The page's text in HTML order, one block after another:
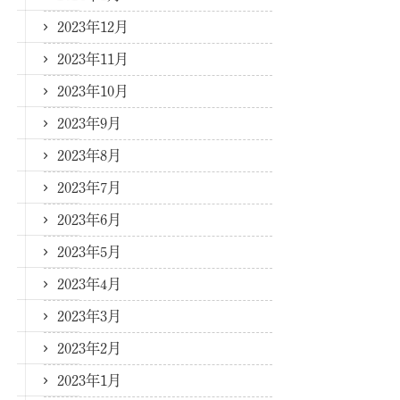
2023年12月
2023年11月
2023年10月
2023年9月
2023年8月
2023年7月
2023年6月
2023年5月
2023年4月
2023年3月
2023年2月
2023年1月